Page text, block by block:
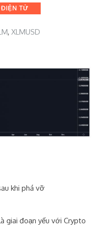
ĐIỆN TỬ
,XLMUSD
khi phá vỡ
giai đoạn yếu với Crypto